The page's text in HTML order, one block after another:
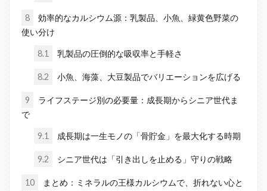
8
効率的なカルシウム源：乳製品、小魚、緑黄色野菜の
使い分け
8.1 乳製品の圧倒的な吸収率と手軽さ
8.2 小魚、海藻、大豆製品でバリエーションを広げる
9
ライフステージ別の必要量：成長期からシニア世代ま
で
9.1 成長期は一生モノの「骨貯金」を最大化する時期
9.2 シニア世代は「引き出しを止める」守りの戦略
10
まとめ：ミネラルの王様カルシウムで、折れない心と